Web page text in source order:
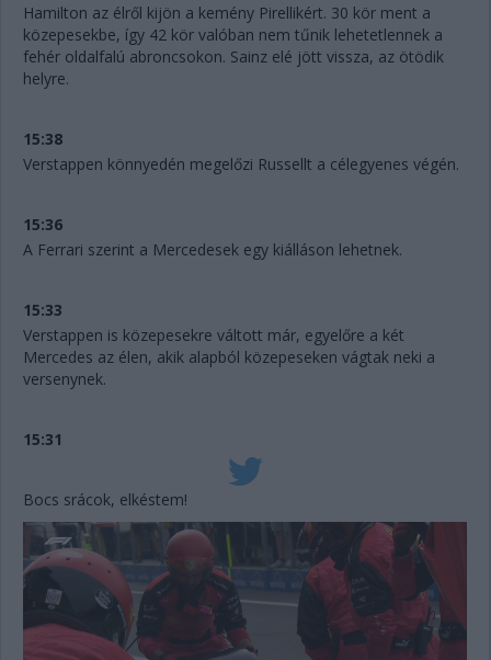
Hamilton az élről kijön a kemény Pirellikért. 30 kör ment a
közepesekbe, így 42 kör valóban nem tűnik lehetetlennek a
fehér oldalfalú abroncsokon. Sainz elé jött vissza, az ötödik
helyre.
15:38
Verstappen könnyedén megelőzi Russellt a célegyenes végén.
15:36
A Ferrari szerint a Mercedesek egy kiálláson lehetnek.
15:33
Verstappen is közepesekre váltott már, egyelőre a két
Mercedes az élen, akik alapból közepeseken vágtak neki a
versenynek.
15:31
Bocs srácok, elkéstem!